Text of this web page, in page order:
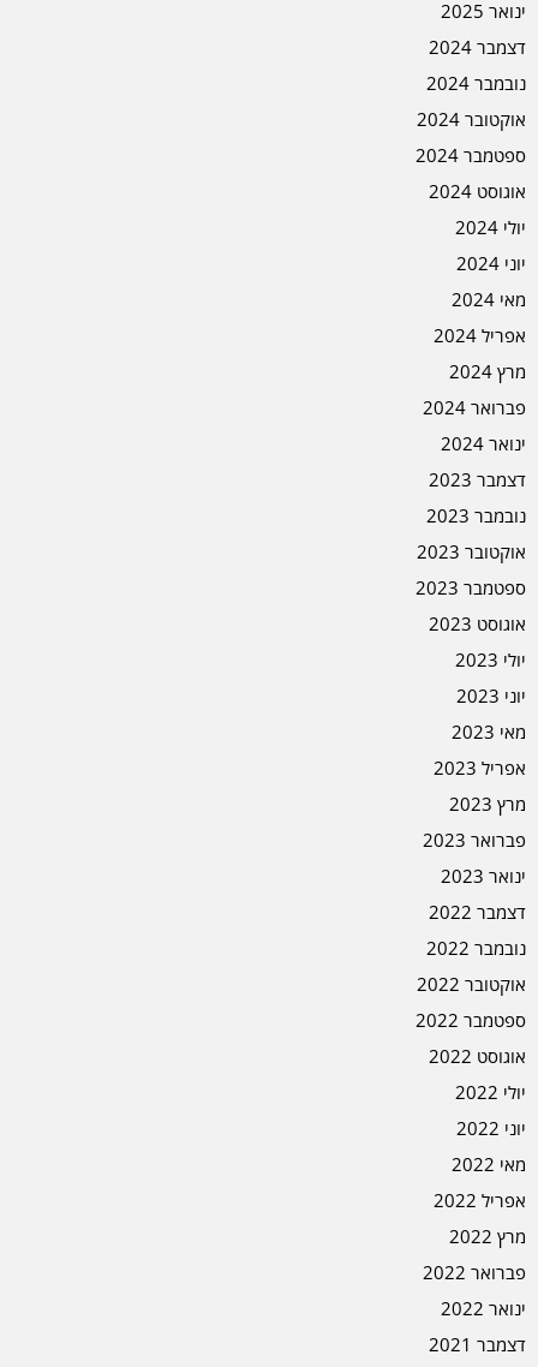
ינואר 2025
דצמבר 2024
נובמבר 2024
אוקטובר 2024
ספטמבר 2024
אוגוסט 2024
יולי 2024
יוני 2024
מאי 2024
אפריל 2024
מרץ 2024
פברואר 2024
ינואר 2024
דצמבר 2023
נובמבר 2023
אוקטובר 2023
ספטמבר 2023
אוגוסט 2023
יולי 2023
יוני 2023
מאי 2023
אפריל 2023
מרץ 2023
פברואר 2023
ינואר 2023
דצמבר 2022
נובמבר 2022
אוקטובר 2022
ספטמבר 2022
אוגוסט 2022
יולי 2022
יוני 2022
מאי 2022
אפריל 2022
מרץ 2022
פברואר 2022
ינואר 2022
דצמבר 2021